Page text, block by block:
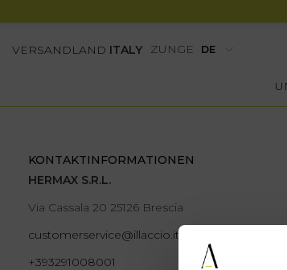
VERSANDLAND ITALY ZUNGE
KONTAKTINFORMATIONEN
HERMAX S.R.L.
Via Cassala 20 25126 Brescia
customerservice@illaccio.it
+393291008001